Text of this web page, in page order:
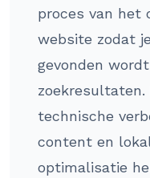
proces van het
website zodat
gevonden
zoekresultaten.
technische
content en
optimalisatie